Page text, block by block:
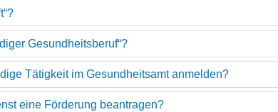
Gesundheitsberuf“?
Tätigkeit im Gesundheitsamt anmelden?
eine Förderung beantragen?